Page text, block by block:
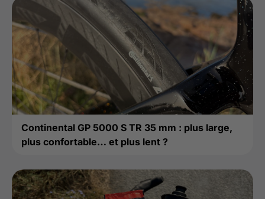
Continental GP 5000 S TR 35 mm : plus large,
plus confortable… et plus lent ?